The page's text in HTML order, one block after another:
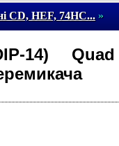
CD, HEF, 74HC...»
14)